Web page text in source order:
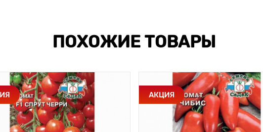
ПОХОЖИЕ ТОВАРЫ
АКЦИЯ